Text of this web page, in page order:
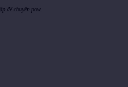
để chuyển pow.